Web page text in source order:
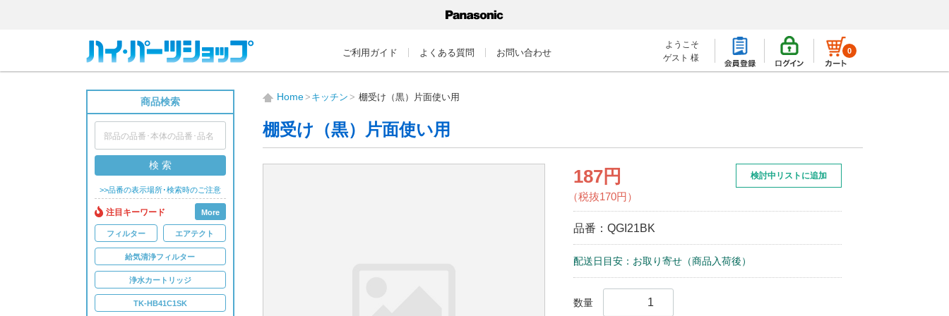
ご利用ガイド よくある質問 お問い合わせ
ようこそ
ゲスト 様
0
商品検索
検 索
>>品番の表示場所･検索時のご注意
注目キーワード More
フィルター エアテクト
給気清浄フィルター
浄水カートリッジ
TK-HB41C1SK
Home キッチン 棚受け（黒）片面使い用
棚受け（黒）片面使い用
187円
（税抜170円）
品番： QGI21BK
配送日目安：お取り寄せ（商品入荷後）
検討中リストに追加
数量